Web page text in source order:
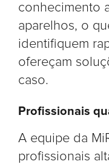
conhecimento
aparelhos, o
identifiquem
ofereçam
caso.
Profissionais
A equipe da
profissionais